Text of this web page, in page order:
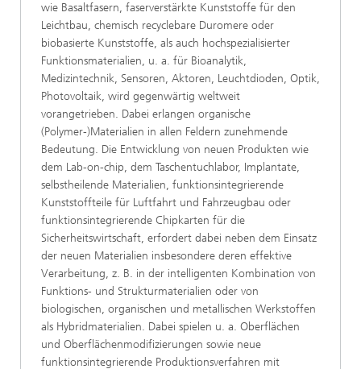
wie Basaltfasern, faserverstärkte Kunststoffe für den
Leichtbau, chemisch recyclebare Duromere oder
biobasierte Kunststoffe, als auch hochspezialisierter
Funktionsmaterialien, u. a. für Bioanalytik,
Medizintechnik, Sensoren, Aktoren, Leuchtdioden, Optik,
Photovoltaik, wird gegenwärtig weltweit
vorangetrieben. Dabei erlangen organische
(Polymer-)Materialien in allen Feldern zunehmende
Bedeutung. Die Entwicklung von neuen Produkten wie
dem Lab-on-chip, dem Taschentuchlabor, Implantate,
selbstheilende Materialien, funktionsintegrierende
Kunststoffteile für Luftfahrt und Fahrzeugbau oder
funktionsintegrierende Chipkarten für die
Sicherheitswirtschaft, erfordert dabei neben dem Einsatz
der neuen Materialien insbesondere deren effektive
Verarbeitung, z. B. in der intelligenten Kombination von
Funktions- und Strukturmaterialien oder von
biologischen, organischen und metallischen Werkstoffen
als Hybridmaterialien. Dabei spielen u. a. Oberflächen
und Oberflächenmodifizierungen sowie neue
funktionsintegrierende Produktionsverfahren mit